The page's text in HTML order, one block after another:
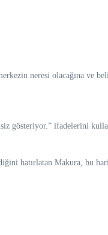
neresi olacağına ve
gösteriyor.” ifadelerini
hatırlatan Makura, bu